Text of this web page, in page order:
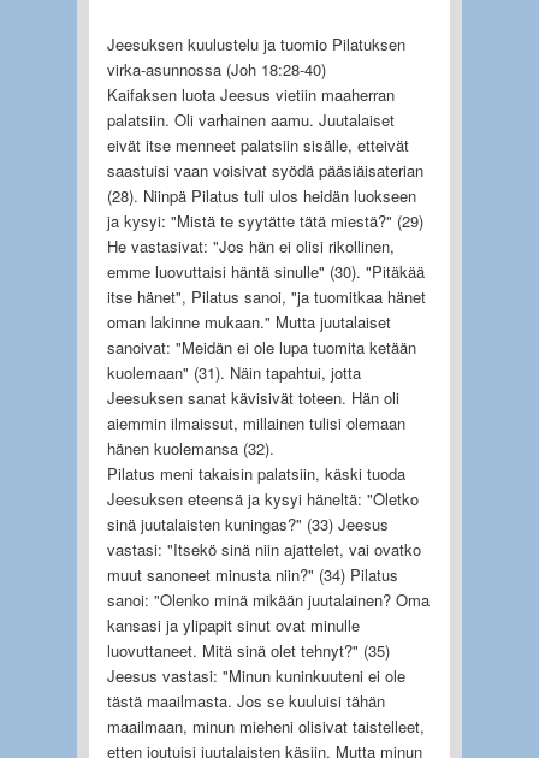
Jeesuksen kuulustelu ja tuomio Pilatuksen
virka-asunnossa (Joh 18:28-40)
Kaifaksen luota Jeesus vietiin maaherran
palatsiin. Oli varhainen aamu. Juutalaiset
eivät itse menneet palatsiin sisälle, etteivät
saastuisi vaan voisivat syödä pääsiäisaterian
(28). Niinpä Pilatus tuli ulos heidän luokseen
ja kysyi: "Mistä te syytätte tätä miestä?" (29)
He vastasivat: "Jos hän ei olisi rikollinen,
emme luovuttaisi häntä sinulle" (30). "Pitäkää
itse hänet", Pilatus sanoi, "ja tuomitkaa hänet
oman lakinne mukaan." Mutta juutalaiset
sanoivat: "Meidän ei ole lupa tuomita ketään
kuolemaan" (31). Näin tapahtui, jotta
Jeesuksen sanat kävisivät toteen. Hän oli
aiemmin ilmaissut, millainen tulisi olemaan
hänen kuolemansa (32).
Pilatus meni takaisin palatsiin, käski tuoda
Jeesuksen eteensä ja kysyi häneltä: "Oletko
sinä juutalaisten kuningas?" (33) Jeesus
vastasi: "Itsekö sinä niin ajattelet, vai ovatko
muut sanoneet minusta niin?" (34) Pilatus
sanoi: "Olenko minä mikään juutalainen? Oma
kansasi ja ylipapit sinut ovat minulle
luovuttaneet. Mitä sinä olet tehnyt?" (35)
Jeesus vastasi: "Minun kuninkuuteni ei ole
tästä maailmasta. Jos se kuuluisi tähän
maailmaan, minun mieheni olisivat taistelleet,
etten joutuisi juutalaisten käsiin. Mutta minun